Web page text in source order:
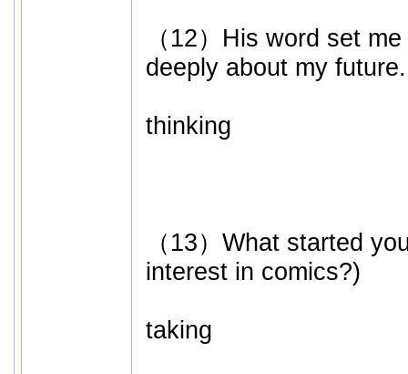
（12）His word set
deeply about my future.
thinking
（13）What started
interest in comics?)
taking